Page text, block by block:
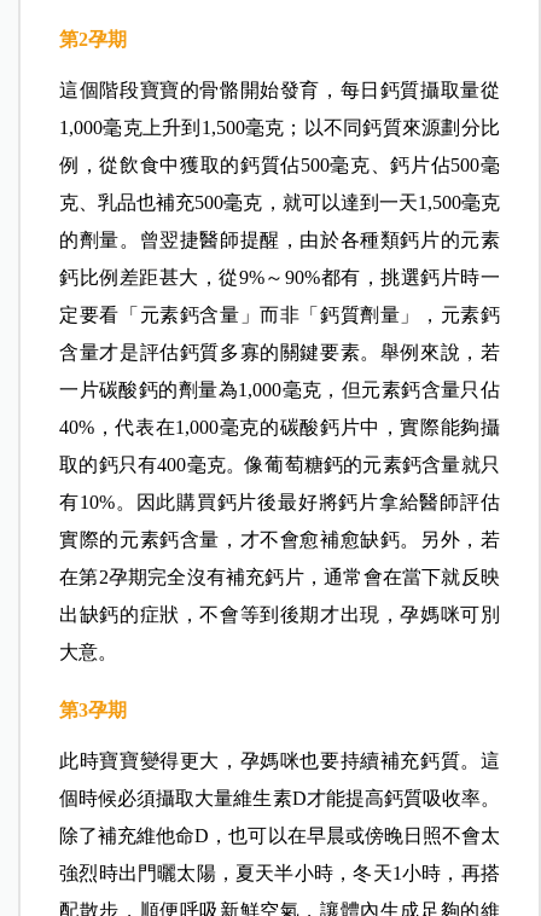
第2孕期
這個階段寶寶的骨骼開始發育，每日鈣質攝取量從
1,000毫克上升到1,500毫克；以不同鈣質來源劃分比
例，從飲食中獲取的鈣質佔500毫克、鈣片佔500毫
克、乳品也補充500毫克，就可以達到一天1,500毫克
的劑量。曾翌捷醫師提醒，由於各種類鈣片的元素
鈣比例差距甚大，從9%～90%都有，挑選鈣片時一
定要看「元素鈣含量」而非「鈣質劑量」，元素鈣
含量才是評估鈣質多寡的關鍵要素。舉例來說，若
一片碳酸鈣的劑量為1,000毫克，但元素鈣含量只佔
40%，代表在1,000毫克的碳酸鈣片中，實際能夠攝
取的鈣只有400毫克。像葡萄糖鈣的元素鈣含量就只
有10%。因此購買鈣片後最好將鈣片拿給醫師評估
實際的元素鈣含量，才不會愈補愈缺鈣。另外，若
在第2孕期完全沒有補充鈣片，通常會在當下就反映
出缺鈣的症狀，不會等到後期才出現，孕媽咪可別
大意。
第3孕期
此時寶寶變得更大，孕媽咪也要持續補充鈣質。這
個時候必須攝取大量維生素D才能提高鈣質吸收率。
除了補充維他命D，也可以在早晨或傍晚日照不會太
強烈時出門曬太陽，夏天半小時，冬天1小時，再搭
配散步，順便呼吸新鮮空氣，讓體內生成足夠的維